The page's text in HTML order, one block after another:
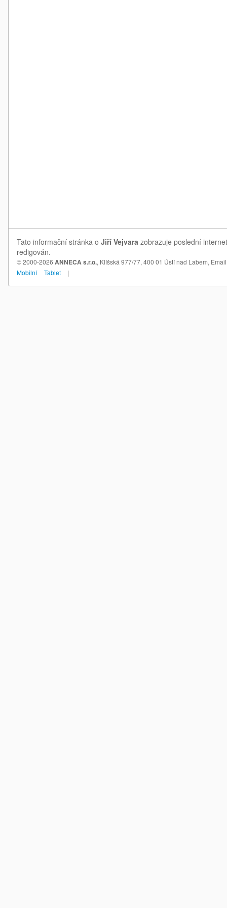
Tato informační stránka o Jiří Vejvara zobrazuje poslední
redigován.
© 2000-2026 ANNECA s.r.o., Klíšská 977/77, 400 01 Ústí nad Labem,
Mobilní
Tablet |